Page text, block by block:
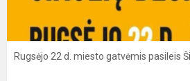
Rugsėjo 22 d. miesto gatvėmis pasileis